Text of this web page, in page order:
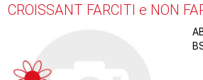
CROISSANT FARCITI e NON